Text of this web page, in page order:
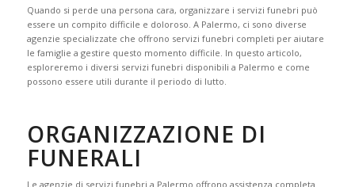
Quando si perde una persona cara, organizzare i servizi funebri può
essere un compito difficile e doloroso. A Palermo, ci sono diverse
agenzie specializzate che offrono servizi funebri completi per aiutare
le famiglie a gestire questo momento difficile. In questo articolo,
esploreremo i diversi servizi funebri disponibili a Palermo e come
possono essere utili durante il periodo di lutto.
ORGANIZZAZIONE DI
FUNERALI
Le agenzie di servizi funebri a Palermo offrono assistenza completa